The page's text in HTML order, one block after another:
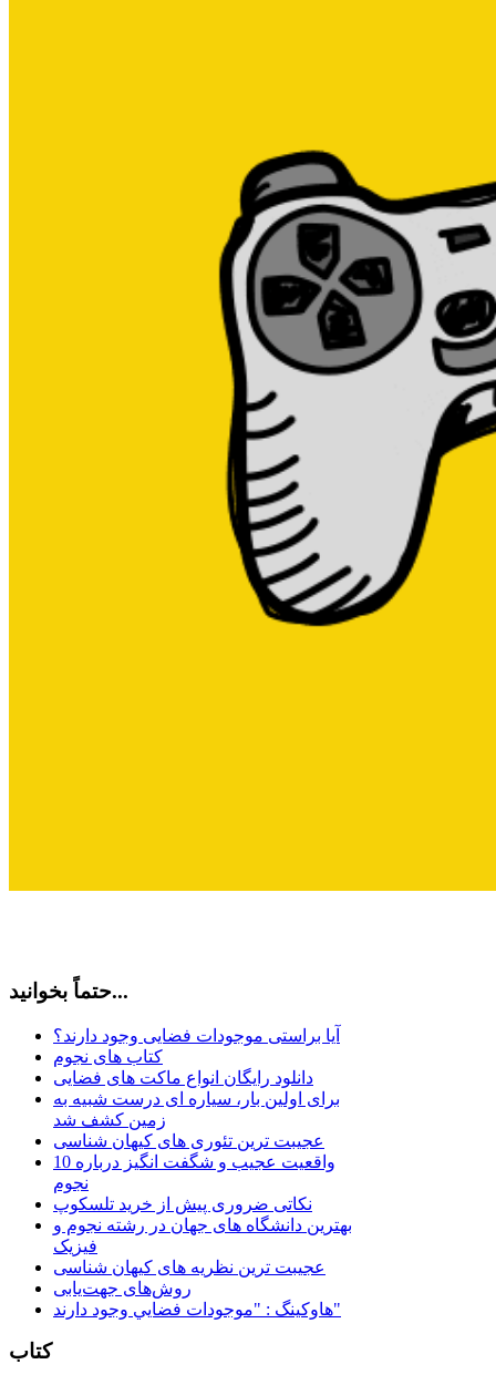
حتماً بخوانید...
آیا براستی موجودات فضایی وجود دارند؟
کتاب های نجوم
دانلود رایگان انواع ماکت های فضایی
برای اولین بار، سیاره ای درست شبیه به
زمین کشف شد
عجیبت ترین تئوری های کیهان شناسی
10 واقعیت عجیب و شگفت انگیز درباره
نجوم
نکاتی ضروری پیش از خرید تلسکوپ
بهترین دانشگاه های جهان در رشته نجوم و
فیزیک
عجیبت ترین نظریه های کیهان شناسی
روش‌های جهت‌یابی
هاوكينگ : "موجودات فضايي وجود دارند"
کتاب